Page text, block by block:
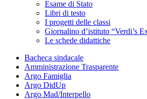
Esame di Stato
Libri di testo
I progetti delle classi
Giornalino d’istituto “Verdi’s
Le schede didattiche
Bacheca sindacale
Amministrazione Trasparente
Argo Famiglia
Argo DidUp
Argo Mad/Interpello